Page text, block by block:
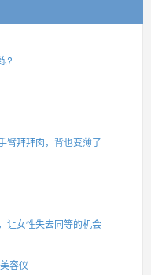
?
臂拜拜肉，背也变薄了
让女性失去同等的机会
容仪